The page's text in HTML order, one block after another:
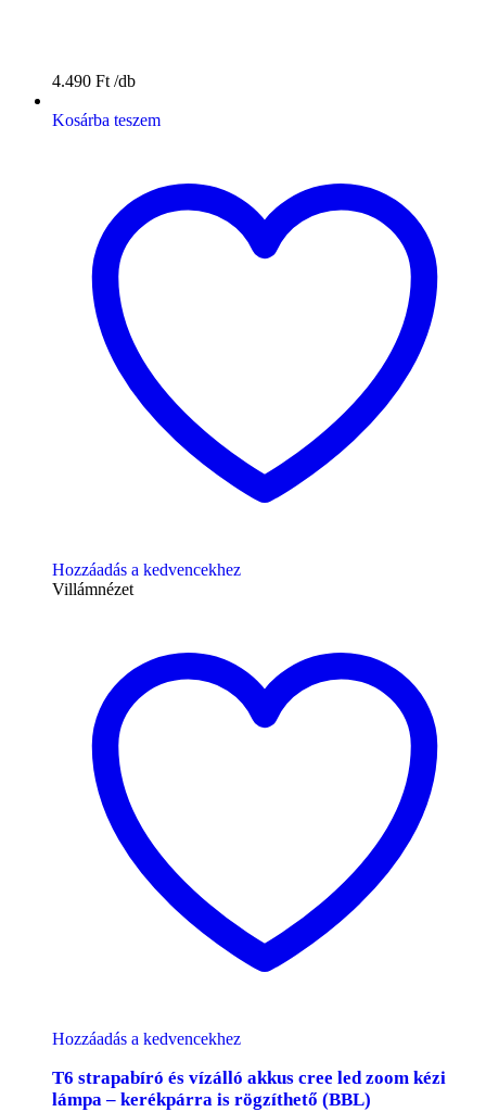
4.490 Ft
Kosárba teszem
Hozzáadás a kedvencekhez
Villámnézet
Hozzáadás a kedvencekhez
T6 strapabíró és vízálló akkus cree led zoom kézi
lámpa – kerékpárra is rögzíthető (BBL)